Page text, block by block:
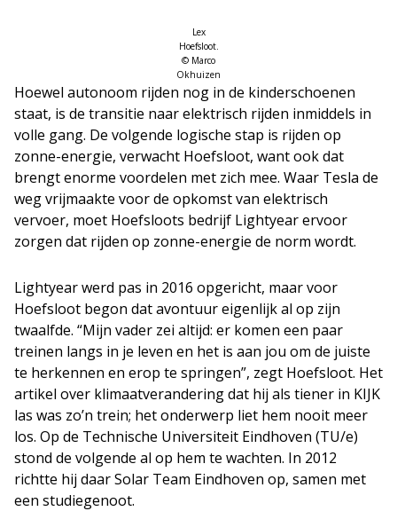
Lex
Hoefsloot.
© Marco
Okhuizen
Hoewel autonoom rijden nog in de kinderschoenen
staat, is de transitie naar elektrisch rijden inmiddels in
volle gang. De volgende logische stap is rijden op
zonne-energie, verwacht Hoefsloot, want ook dat
brengt enorme voordelen met zich mee. Waar Tesla de
weg vrijmaakte voor de opkomst van elektrisch
vervoer, moet Hoefsloots bedrijf Lightyear ervoor
zorgen dat rijden op zonne-energie de norm wordt.
Lightyear werd pas in 2016 opgericht, maar voor
Hoefsloot begon dat avontuur eigenlijk al op zijn
twaalfde. “Mijn vader zei altijd: er komen een paar
treinen langs in je leven en het is aan jou om de juiste
te herkennen en erop te springen”, zegt Hoefsloot. Het
artikel over klimaatverandering dat hij als tiener in KIJK
las was zo’n trein; het onderwerp liet hem nooit meer
los. Op de Technische Universiteit Eindhoven (TU/e)
stond de volgende al op hem te wachten. In 2012
richtte hij daar Solar Team Eindhoven op, samen met
een studiegenoot.